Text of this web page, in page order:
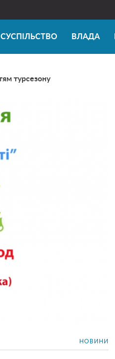
СУСПІЛЬСТВО ВЛАДА
турсезону
НОВИНИ